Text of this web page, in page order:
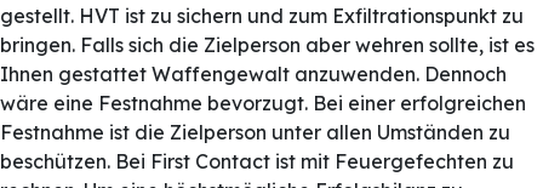
gestellt. HVT ist zu sichern und zum Exfiltrationspunkt zu
bringen. Falls sich die Zielperson aber wehren sollte, ist es
Ihnen gestattet Waffengewalt anzuwenden. Dennoch
wäre eine Festnahme bevorzugt. Bei einer erfolgreichen
Festnahme ist die Zielperson unter allen Umständen zu
beschützen. Bei First Contact ist mit Feuergefechten zu